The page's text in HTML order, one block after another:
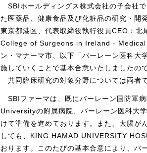
SBIホールディングス株式会社の子会社
た医薬品、健康食品及び化粧品の研究・開
東京都港区、代表取締役執行役員CEO：
College of Surgeons in Ireland - Medical
ン・マナーマ市、以下「バーレーン医科大
施していくことで基本合意いたしましたの
共同臨床研究の対象分野については両者
SBIファーマは、既にバーレーン国防軍
Universityの附属病院、バーレーン医科大
けて準備を進めております。また、大腸が
しても、KING HAMAD UNIVERSITY
おります。このたびの基本合意により、バ